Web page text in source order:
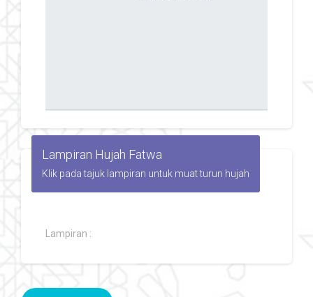
Lampiran Hujah Fatwa
Klik pada tajuk lampiran untuk muat turun hujah
Lampiran :